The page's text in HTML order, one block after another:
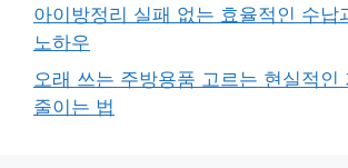
아이방정리 실패 없는 효율적인 수납
노하우
오래 쓰는 주방용품 고르는 현실적인
줄이는 법